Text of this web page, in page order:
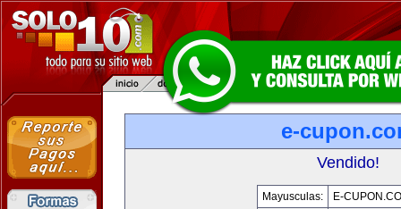
e-
Vendido!
Mayusculas:
E-